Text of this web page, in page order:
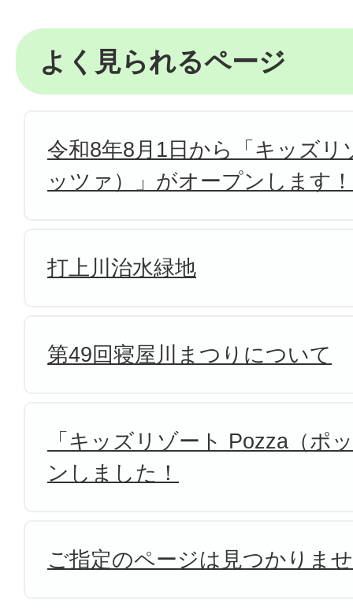
よく見られるページ
令和8年8月1日から「キッズリ
ッツァ）」がオープンします！
打上川治水緑地
第49回寝屋川まつりについて
「キッズリゾート Pozza（ポ
ンしました！
ご指定のページは見つかりま